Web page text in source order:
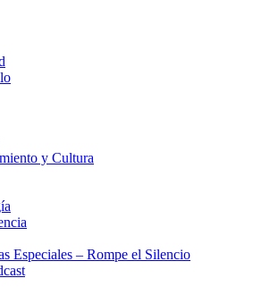
y Cultura
Especiales – Rompe el Silencio